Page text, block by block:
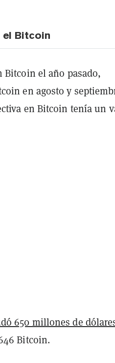
el Bitcoin
el año pasado,
en agosto y
en Bitcoin tenía un
650 millones de
Bitcoin.